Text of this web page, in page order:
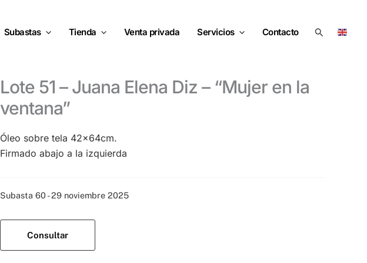
Subastas Tienda Venta privada Servicios Contacto Buscar
Lote 51 – Juana Elena Diz – “Mujer en la
ventana”
Óleo sobre tela 42x64cm.
Firmado abajo a la izquierda
Subasta 60 - 29 noviembre 2025
Consultar